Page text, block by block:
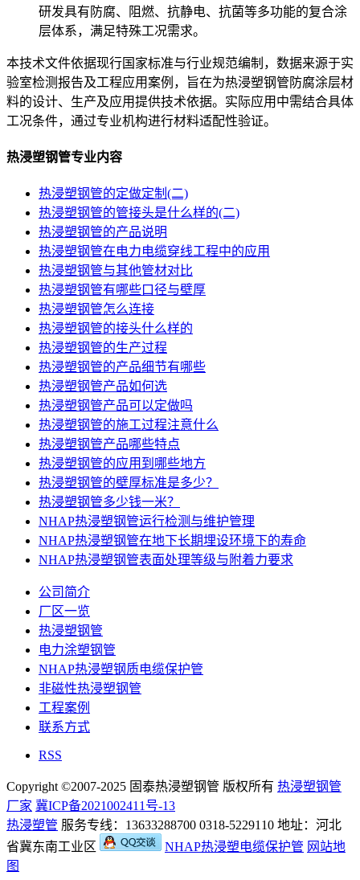
研发具有防腐、阻燃、抗静电、抗菌等多功能的复合涂
层体系，满足特殊工况需求。
本技术文件依据现行国家标准与行业规范编制，数据来源于实
验室检测报告及工程应用案例，旨在为热浸塑钢管防腐涂层材
料的设计、生产及应用提供技术依据。实际应用中需结合具体
工况条件，通过专业机构进行材料适配性验证。
热浸塑钢管专业内容
热浸塑钢管的定做定制(二)
热浸塑钢管的管接头是什么样的(二)
热浸塑钢管的产品说明
热浸塑钢管在电力电缆穿线工程中的应用
热浸塑钢管与其他管材对比
热浸塑钢管有哪些口径与壁厚
热浸塑钢管怎么连接
热浸塑钢管的接头什么样的
热浸塑钢管的生产过程
热浸塑钢管的产品细节有哪些
热浸塑钢管产品如何选
热浸塑钢管产品可以定做吗
热浸塑钢管的施工过程注意什么
热浸塑钢管产品哪些特点
热浸塑钢管的应用到哪些地方
热浸塑钢管的壁厚标准是多少？
热浸塑钢管多少钱一米？
NHAP热浸塑钢管运行检测与维护管理
NHAP热浸塑钢管在地下长期埋设环境下的寿命
NHAP热浸塑钢管表面处理等级与附着力要求
公司简介
厂区一览
热浸塑钢管
电力涂塑钢管
NHAP热浸塑钢质电缆保护管
非磁性热浸塑钢管
工程案例
联系方式
RSS
Copyright ©2007-2025 固泰热浸塑钢管 版权所有 热浸塑钢管
厂家 冀ICP备2021002411号-13
热浸塑管 服务专线：13633288700 0318-5229110 地址：河北
省冀东南工业区
NHAP热浸塑电缆保护管 网站地
图